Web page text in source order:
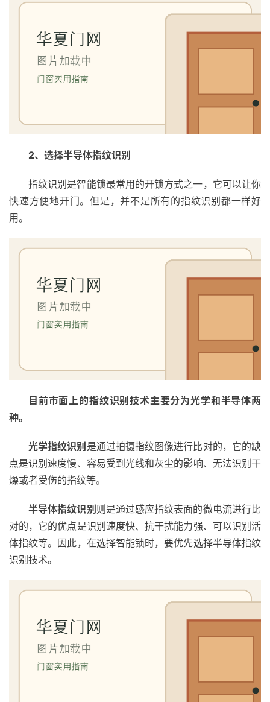
2、选择半导体指纹识别
指纹识别是智能锁最常用的开锁方式之一，它可以让你
快速方便地开门。但是，并不是所有的指纹识别都一样好
用。
目前市面上的指纹识别技术主要分为光学和半导体两
种。
光学指纹识别是通过拍摄指纹图像进行比对的，它的缺
点是识别速度慢、容易受到光线和灰尘的影响、无法识别干
燥或者受伤的指纹等。
半导体指纹识别则是通过感应指纹表面的微电流进行比
对的，它的优点是识别速度快、抗干扰能力强、可以识别活
体指纹等。因此，在选择智能锁时，要优先选择半导体指纹
识别技术。